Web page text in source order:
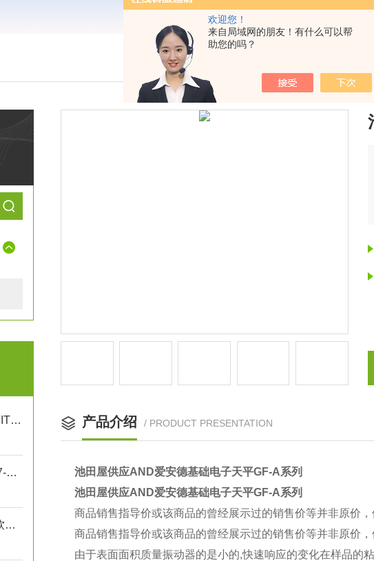
欢迎您！
来自局域网的朋友！有什么可以帮
助您的吗？
池田屋精品！日本ANEST IWATA FIT13064B无油活塞式空压机
池田屋现货！SGK昭和技研0C0827-25A旋转接头
池田屋新品吉武AL-140T全不锈钢软密封安全泄压阀正式发布
产品介绍 / PRODUCT PRESENTATION
池田屋供应AND爱安德基础电子天平GF-A系列
池田屋供应AND爱安德基础电子天平GF-A系列
商品销售指导价或该商品的曾经展示过的销售价等并非原价
商品销售指导价或该商品的曾经展示过的销售价等并非原价
由于表面面积质量振动器的是小的,快速响应的变化在样品的